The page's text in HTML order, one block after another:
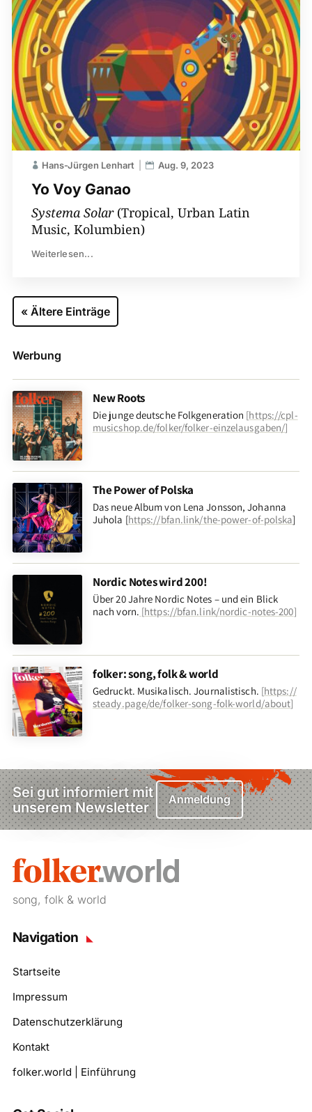
Yo Voy Ganao
Hans-Jürgen Lenhart Aug. 9, 2023
Systema Solar (Tropical, Urban Latin
Music, Kolumbien)
Weiterlesen...
« Ältere Einträge
Werbung
New Roots
Die junge deutsche Folkgeneration [https://cpl-
musicshop.de/folker/folker-einzelausgaben/]
The Power of Polska
Das neue Album von Lena Jonsson, Johanna
Juhola [https://bfan.link/the-power-of-polska]
Nordic Notes wird 200!
Über 20 Jahre Nordic Notes – und ein Blick
nach vorn. [https://bfan.link/nordic-notes-200]
folker: song, folk & world
Gedruckt. Musikalisch. Journalistisch. [https://
steady.page/de/folker-song-folk-world/about]
Sei gut informiert mit
unserem Newsletter
Anmeldung
song, folk & world
Navigation
Startseite
Impressum
Datenschutzerklärung
Kontakt
folker.world | Einführung